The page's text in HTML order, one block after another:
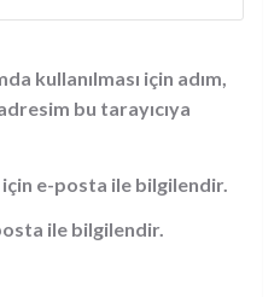
kullanılması için adım,
bu tarayıcıya
e-posta ile bilgilendir.
ile bilgilendir.